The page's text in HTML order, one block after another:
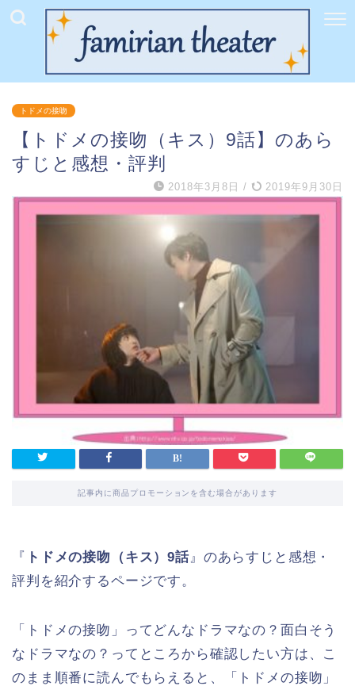
トドメの接吻
【トドメの接吻（キス）9話】のあら
すじと感想・評判
2018年3月8日 / 2019年9月30日
記事内に商品プロモーションを含む場合があります
『 トドメの接吻（キス）9話』のあらすじと感想・
評判を紹介するページです。
「トドメの接吻」ってどんなドラマなの？面白そう
なドラマなの？ってところから確認したい方は、こ
のまま順番に読んでもらえると、「トドメの接吻」